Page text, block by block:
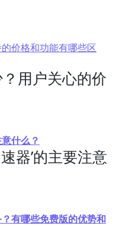
的价格和功能有哪些区
？用户关心的价
什么？
器’的主要注意
？有哪些免费版的优势和